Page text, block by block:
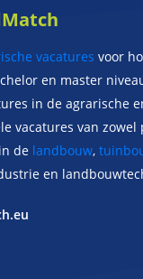
vacatures voor
en master
in de agrarische
vacatures van zowel
de landbouw,
en